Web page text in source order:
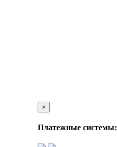
×
Платежные системы: